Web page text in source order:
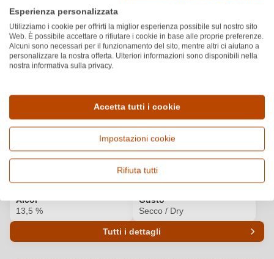
Dettagli del prodotto
Vitigno e tipologia
Qualità
Alcol
13,5 %
Gusto
Secco / Dry
Tutti i dettagli
Esperienza personalizzata
Utilizziamo i cookie per offrirti la miglior esperienza possibile sul nostro sito
Web. È possibile accettare o rifiutare i cookie in base alle proprie preferenze.
Alcuni sono necessari per il funzionamento del sito, mentre altri ci aiutano a
personalizzare la nostra offerta. Ulteriori informazioni sono disponibili nella
nostra informativa sulla privacy.
Accetta tutti i cookie
Impostazioni cookie
Rifiuta tutti